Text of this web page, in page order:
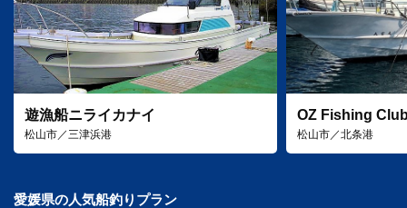
遊漁船ニライカナイ
松山市／三津浜港
OZ Fishing
松山市／北条港
愛媛県の人気船釣りプラン